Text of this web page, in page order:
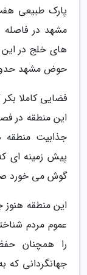
پارک طبیعی
های خلج در
حوض مشهد حدود 570 هکتار می
فضایی کاملا
این منطقه در
جذابیت
پیش زمینه ای
گوش می خورد
این منطقه
عموم مردم
را همچنان
جهانگردانی